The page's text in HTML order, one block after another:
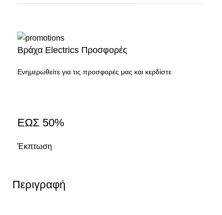
Περιγραφή
Βράχα Electrics Προσφορές
Ενημερωθείτε για τις προσφορές μας και κερδίστε
ΕΩΣ 50%
Έκπτωση